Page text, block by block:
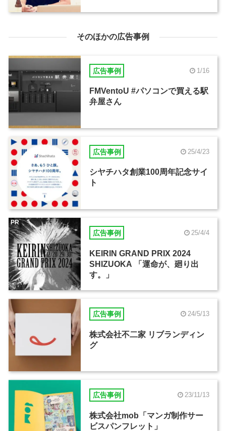
そのほかの広告事例
広告事例 1/16
FMVentoU #パソコンで買える駅
弁屋さん
広告事例 25/4/23
シヤチハタ創業100周年記念サイ
ト
広告事例 25/4/4
KEIRIN GRAND PRIX 2024
SHIZUOKA 「運命が、廻り出
す。」
PR
広告事例 24/5/13
株式会社不二家 リブランディン
グ
広告事例 23/11/13
株式会社mob「マンガ制作サー
ビスパンフレット」